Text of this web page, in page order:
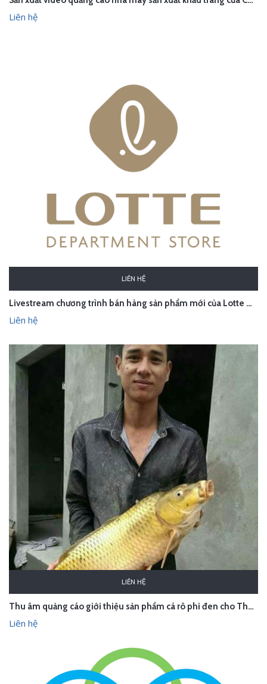
Liên hệ
LIÊN HỆ
Livestream chương trình bán hàng sản phẩm mới của Lotte Department Store - Hà Nội
Liên hệ
LIÊN HỆ
Thu âm quảng cáo giới thiệu sản phẩm cá rô phi đen cho Thủy sản Hải Dương
Liên hệ